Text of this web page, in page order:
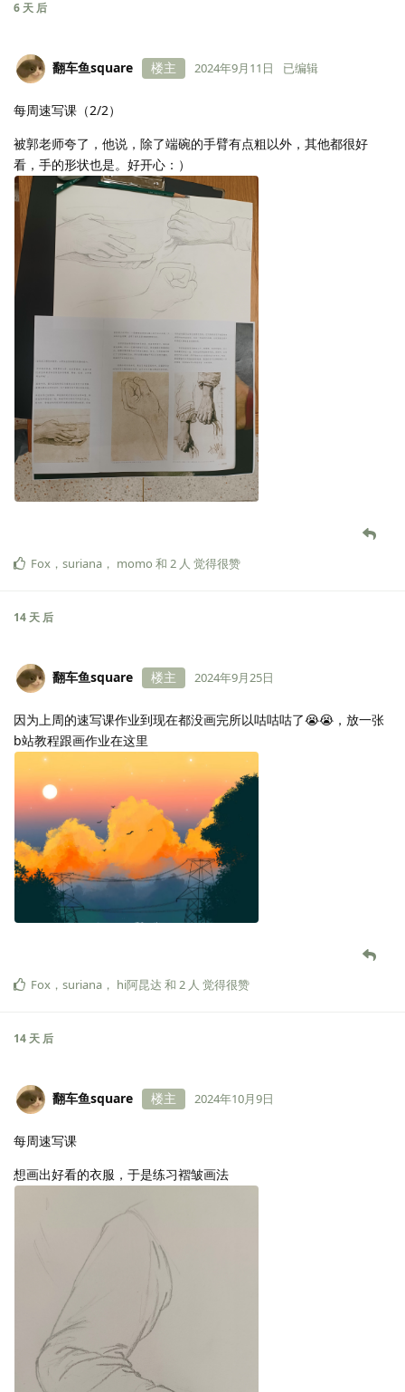
6 天 后
翻车鱼square 楼主 2024年9月11日 已编辑
每周速写课（2/2）
被郭老师夸了，他说，除了端碗的手臂有点粗以外，其他都很好
看，手的形状也是。好开心：）
Fox ， suriana ， momo 和 2 人 觉得很赞
14 天 后
翻车鱼square 楼主 2024年9月25日
因为上周的速写课作业到现在都没画完所以咕咕咕了😭😭，放一张
b站教程跟画作业在这里
Fox ， suriana ， hi阿昆达 和 2 人 觉得很赞
14 天 后
翻车鱼square 楼主 2024年10月9日
每周速写课
想画出好看的衣服，于是练习褶皱画法